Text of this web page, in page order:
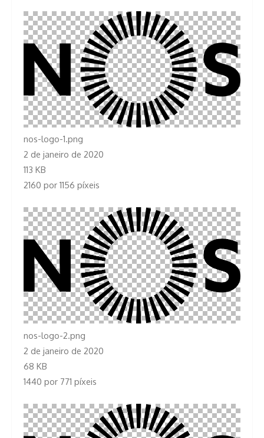
nos-logo-1.png
2 de janeiro de 2020
113 KB
2160 por 1156 píxeis
nos-logo-2.png
2 de janeiro de 2020
68 KB
1440 por 771 píxeis